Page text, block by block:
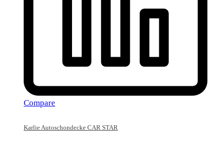
Compare
Karlie Autoschondecke CAR STAR